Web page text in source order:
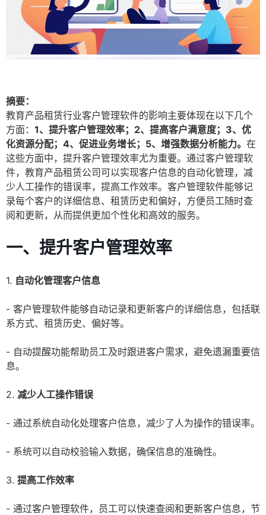
摘要：
教育产品租赁行业客户管理软件的影响主要体现在以下几个
方面： 1、提升客户管理效率；2、提高客户满意度；3、优
化资源分配；4、促进业务增长；5、增强数据分析能力。 在
这些方面中，提升客户管理效率尤为重要。通过客户管理软
件，教育产品租赁公司可以实现客户信息的自动化管理，减
少人工操作的错误率，提高工作效率。客户管理软件能够记
录每个客户的详细信息、租赁历史和偏好，方便员工随时查
阅和更新，从而提供更加个性化和高效的服务。
一、提升客户管理效率
1. 自动化管理客户信息
- 客户管理软件能够自动记录和更新客户的详细信息，包括联
系方式、租赁历史、偏好等。
- 自动提醒功能帮助员工及时跟进客户需求，避免遗漏重要信
息。
2. 减少人工操作错误
- 通过系统自动化处理客户信息，减少了人为操作的错误率。
- 系统可以自动校验输入数据，确保信息的准确性。
3. 提高工作效率
- 通过客户管理软件，员工可以快速查阅和更新客户信息，节